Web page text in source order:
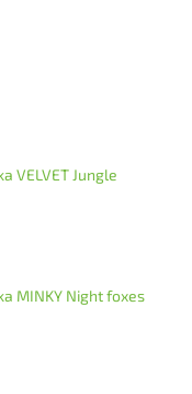
VELVET Jungle
MINKY Night foxes